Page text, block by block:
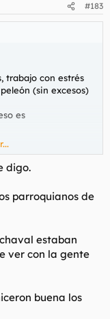
#183
trabajo con estrés
(sin excesos)
es
digo.
parroquianos de
estaban
ver con la gente
buena los